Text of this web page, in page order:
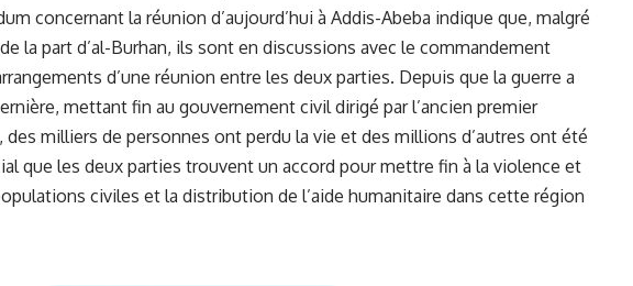
⁤concernant la réunion d’aujourd’hui⁢ à Addis-Abeba indique que, malgré
la part d’al-Burhan, ils ‍sont en discussions avec le commandement
d’une ⁢réunion entre les deux parties. Depuis que la guerre a
mettant fin au gouvernement civil dirigé par ‍l’ancien premier
, des milliers⁢ de personnes ont ​perdu la vie et des millions d’autres ont été
que les deux parties ⁢trouvent un accord pour mettre fin ⁣à la violence⁤ et
civiles et la distribution de⁤ l’aide humanitaire​ dans cette région